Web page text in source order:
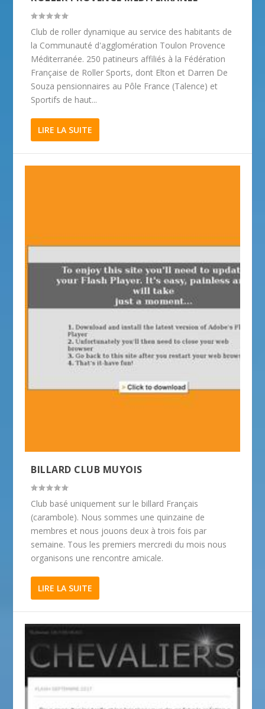
Club de roller dynamique au service des habitants de
la Communauté d'agglomération Toulon Provence
Méditerranée. 250 patineurs affiliés à la Fédération
Française de Roller Sports, dont Elton et Darren De
Souza pensionnaires au Pôle France (Talence) et
Sportifs de haut...
LIRE LA SUITE
BILLARD CLUB MUYOIS
Club basé uniquement sur le billard Français
(carambole). Nous sommes une quinzaine de
membres et nous jouons deux à trois fois par
semaine. Tous les premiers mercredi du mois nous
organisons une rencontre amicale.
LIRE LA SUITE